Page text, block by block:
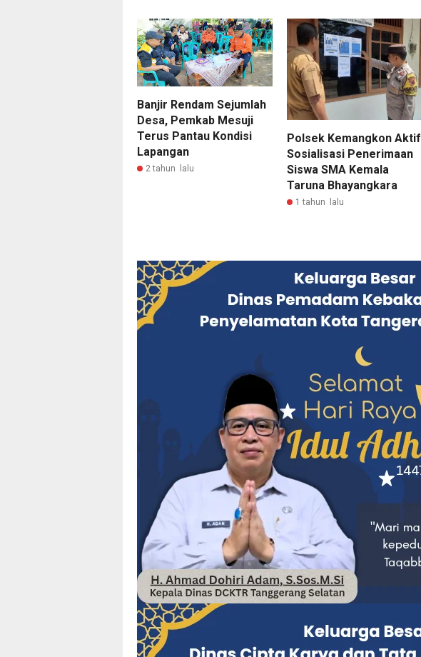
Banjir Rendam Sejumlah
Desa, Pemkab Mesuji
Terus Pantau Kondisi
Lapangan
2 tahun lalu
Polsek Kemangkon Aktif
Sosialisasi Penerimaan
Siswa SMA Kemala
Taruna Bhayangkara
1 tahun lalu